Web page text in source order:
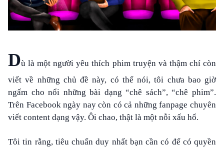
Dù là một người yêu thích phim truyện và thậm chí còn
viết về những chủ đề này, có thể nói, tôi chưa bao giờ
ngấm cho nổi những bài dạng “chê sách”, “chê phim”.
Trên Facebook ngày nay còn có cả những fanpage chuyên
viết content dạng vậy. Ôi chao, thật là một nỗi xấu hổ.
Tôi tin rằng, tiêu chuẩn duy nhất bạn cần có để có quyền